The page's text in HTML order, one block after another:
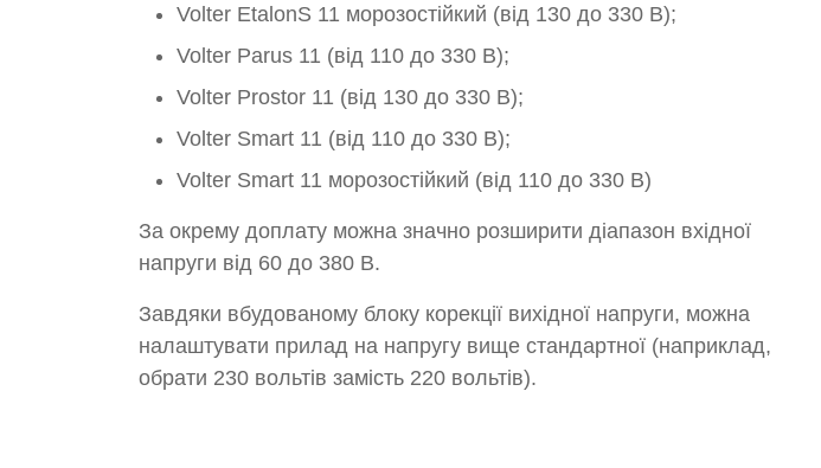
Volter EtalonS 11 морозостійкий (від 130 до 330 В);
Volter Parus 11 (від 110 до 330 В);
Volter Prostor 11 (від 130 до 330 В);
Volter Smart 11 (від 110 до 330 В);
Volter Smart 11 морозостійкий (від 110 до 330 В)
За окрему доплату можна значно розширити діапазон вхідної
напруги від 60 до 380 В.
Завдяки вбудованому блоку корекції вихідної напруги, можна
налаштувати прилад на напругу вище стандартної (наприклад,
обрати 230 вольтів замість 220 вольтів).